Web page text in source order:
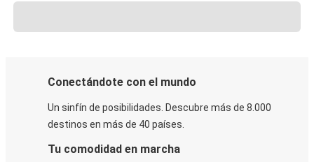
Conectándote con el mundo
Un sinfín de posibilidades. Descubre más de 8.000
destinos en más de 40 países.
Tu comodidad en marcha